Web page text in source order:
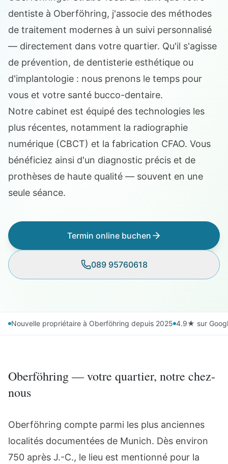
dentiste à Oberföhring, j'associe des méthodes
de traitement modernes à un suivi personnalisé
— directement dans votre quartier. Qu'il s'agisse
de prévention, de dentisterie esthétique ou
d'implantologie : nous prenons le temps pour
vous et votre santé bucco-dentaire.
Notre cabinet est équipé des technologies les
plus récentes, notamment la radiographie
numérique (CBCT) et la fabrication CFAO. Vous
bénéficiez ainsi d'un diagnostic précis et de
prothèses de haute qualité — souvent en une
seule séance.
Termin online buchen
089 95760618
Nouvelle propriétaire à Oberföhring depuis 2025 4.9★ sur
Oberföhring — votre quartier, notre chez-
nous
Oberföhring compte parmi les plus anciennes
localités documentées de Munich. Dès environ
750 après J.-C., le lieu est mentionné pour la